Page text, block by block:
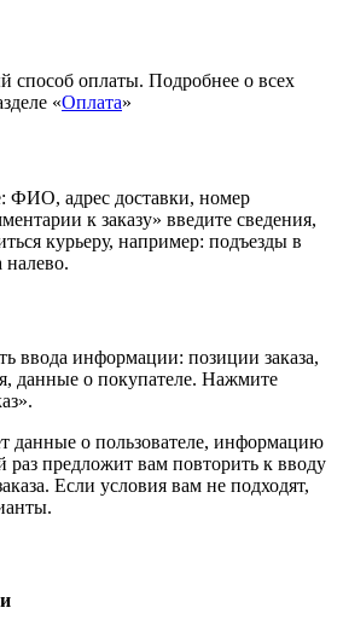
способ оплаты. Подробнее о всех
«Оплата»
ФИО, адрес доставки, номер
к заказу» введите сведения,
курьеру, например: подъезды в
налево.
ввода информации: позиции заказа,
данные о покупателе. Нажмите
данные о пользователе, информацию
раз предложит вам повторить к вводу
Если условия вам не подходят,